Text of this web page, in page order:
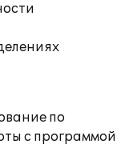
по
с программой